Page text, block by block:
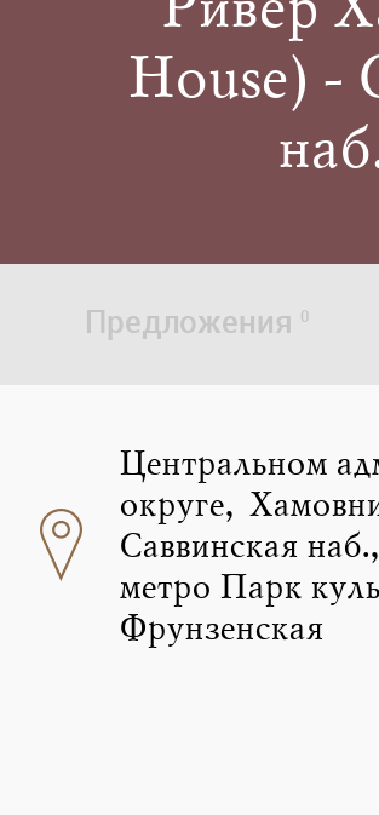
Ривер
House) -
Предложения 0
Центральном
округе,
Саввинская
метро Парк
Фрунзенская